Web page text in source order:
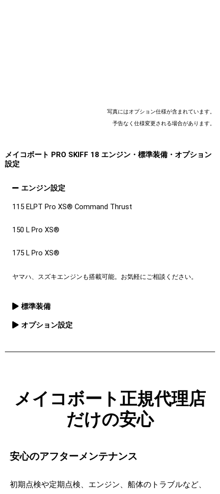
写真にはオプション仕様が含まれています。
予告なく仕様変更される場合があります。
メイコボート PRO SKIFF 18 エンジン・標準装備・オプション
設定
エンジン設定
115 ELPT Pro XS® Command Thrust
150 L Pro XS®
175 L Pro XS®
ヤマハ、スズキエンジンも搭載可能。お気軽にご相談ください。
標準装備
オプション設定
メイコボート正規代理店
だけの安心
安心のアフターメンテナンス
初期点検や定期点検、エンジン、船体のトラブルなど、